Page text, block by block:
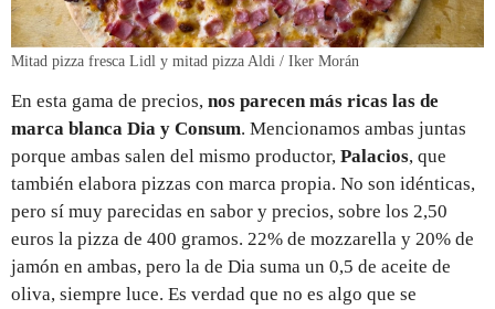
Mitad pizza fresca Lidl y mitad pizza Aldi / Iker Morán
En esta gama de precios, nos parecen más ricas las de
marca blanca Dia y Consum. Mencionamos ambas juntas
porque ambas salen del mismo productor, Palacios, que
también elabora pizzas con marca propia. No son idénticas,
pero sí muy parecidas en sabor y precios, sobre los 2,50
euros la pizza de 400 gramos. 22% de mozzarella y 20% de
jamón en ambas, pero la de Dia suma un 0,5 de aceite de
oliva, siempre luce. Es verdad que no es algo que se